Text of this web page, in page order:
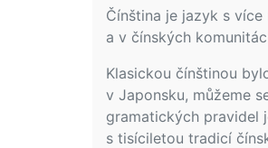
Čínština je jazyk s
a v čínských
Klasickou čínštinou
v Japonsku, můžeme
gramatických pravidel
s tisíciletou tradicí